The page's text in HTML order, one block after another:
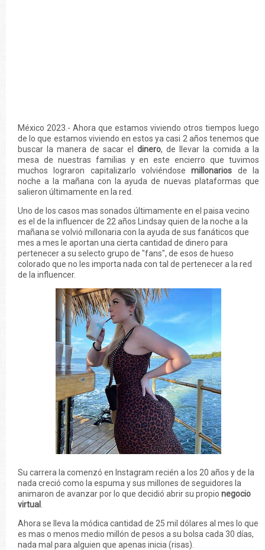
México 2023.- Ahora que estamos viviendo otros tiempos luego
de lo que estamos viviendo en estos ya casi 2 años tenemos que
buscar la manera de sacar el dinero, de llevar la comida a la
mesa de nuestras familias y en este encierro que tuvimos
muchos lograron capitalizarlo volviéndosemillonarios de la
noche a la mañana con la ayuda de nuevas plataformas que
salieron últimamente en la red.
Uno de los casos mas sonados últimamente en el paisa vecino
es el de la influencer de 22 años Lindsay quien de la noche a la
mañana se volvió millonaria con la ayuda de sus fanáticos que
mes a mes le aportan una cierta cantidad de dinero para
pertenecer a su selecto grupo de "fans", de esos de hueso
colorado que no les importa nada con tal de pertenecer a la red
de la influencer.
Su carrera la comenzó en Instagram recién a los 20 años y de la
nada creció como la espuma y sus millones de seguidores la
animaron de avanzar por lo que decidió abrir su propio negocio
virtual
Ahora se lleva la módica cantidad de 25 mil dólares al mes lo que
es mas o menos medio millón de pesos a su bolsa cada 30 días,
nada mal para alguien que apenas inicia (risas).